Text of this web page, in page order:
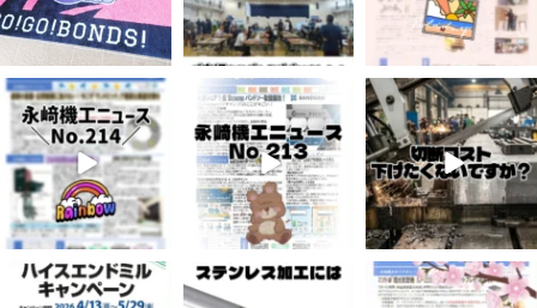
6月 3
8 0
5月 13
5 0
4月 20
10 0
4月 16
10 0
4月 13 4月 8
5 0